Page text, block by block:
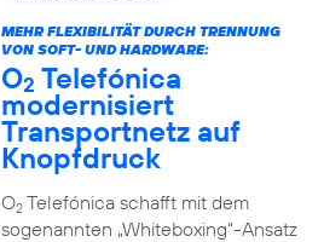
MEHR FLEXIBILITÄT DURCH TRENNUNG
VON SOFT- UND HARDWARE:
O2 Telefónica
modernisiert
Transportnetz auf
Knopfdruck
O2Telefónica schafft mit dem
sogenannten „Whiteboxing“-Ansatz